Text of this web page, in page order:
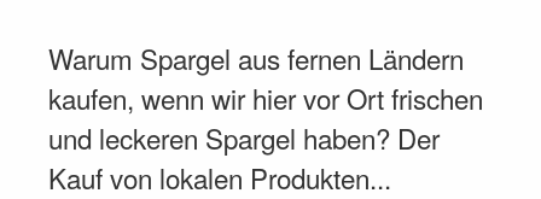
Warum Spargel aus fernen Ländern
kaufen, wenn wir hier vor Ort frischen
und leckeren Spargel haben? Der
Kauf von lokalen Produkten...